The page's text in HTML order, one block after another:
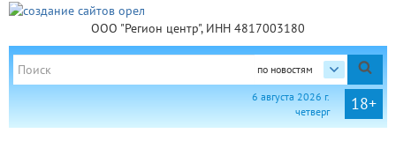
ООО "Регион центр", ИНН 4817003180
по новостям
18+
6 августа 2026 г.
четверг